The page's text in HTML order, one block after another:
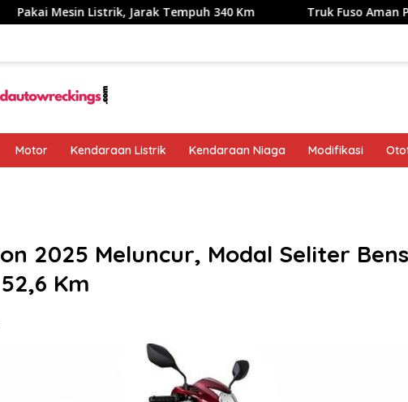
Listrik, Jarak Tempuh 340 Km Truk Fuso Aman Pakai
Motor Kendaraan Listrik Kendaraan Niaga Modifikasi
2025 Meluncur, Modal Seliter
Km